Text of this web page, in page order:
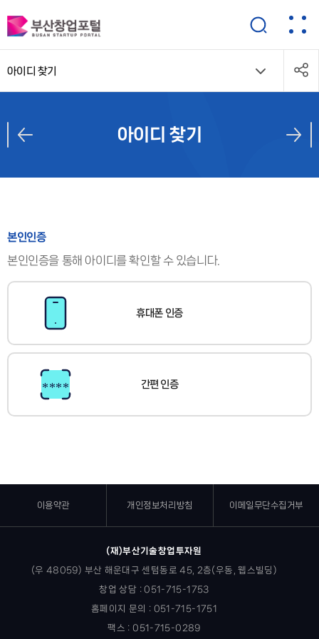
아이디 찾기
아이디 찾기
본인인증
본인인증을 통해 아이디를 확인할 수 있습니다.
휴대폰 인증
간편 인증
이용약관 개인정보처리방침 이메일무단수집거부
(재)부산기술창업투자원
(우 48059) 부산 해운대구 센텀동로 45, 2층(우동, 웹스빌딩)
창업 상담 : 051-715-1753
홈페이지 문의 : 051-715-1751
팩스 : 051-715-0289